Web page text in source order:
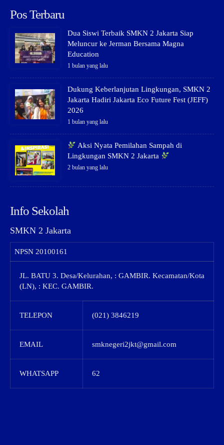
Pos Terbaru
Dua Siswi Terbaik SMKN 2 Jakarta Siap
Meluncur ke Jerman Bersama Magna
Education
1 bulan yang lalu
Dukung Keberlanjutan Lingkungan, SMKN 2
Jakarta Hadiri Jakarta Eco Future Fest (JEFF)
2026
1 bulan yang lalu
Aksi Nyata Pemilahan Sampah di
Lingkungan SMKN 2 Jakarta
2 bulan yang lalu
Info Sekolah
SMKN 2 Jakarta
NPSN 20100161
JL. BATU 3. Desa/Kelurahan, : GAMBIR. Kecamatan/Kota
(LN), : KEC. GAMBIR.
TELEPON (021) 3846219
EMAIL smknegeri2jkt@gmail.com
WHATSAPP 62